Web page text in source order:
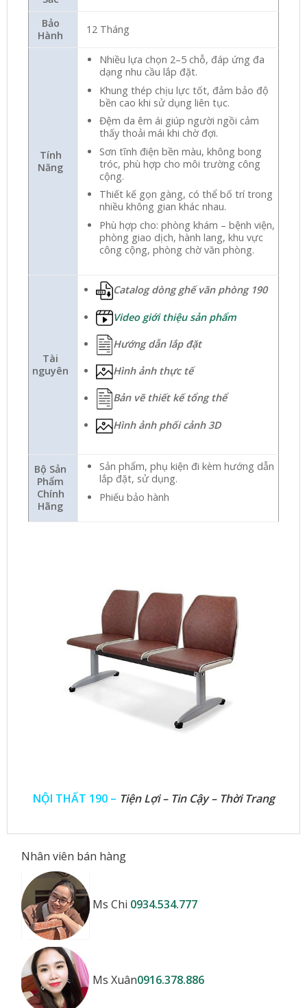
Bảo
Hành
12 Tháng
Tính
Năng
Nhiều lựa chọn 2–5 chỗ, đáp ứng đa
dạng nhu cầu lắp đặt.
Khung thép chịu lực tốt, đảm bảo độ
bền cao khi sử dụng liên tục.
Đệm da êm ái giúp người ngồi cảm
thấy thoải mái khi chờ đợi.
Sơn tĩnh điện bền màu, không bong
tróc, phù hợp cho môi trường công
cộng.
Thiết kế gọn gàng, có thể bố trí trong
nhiều không gian khác nhau.
Phù hợp cho: phòng khám – bệnh viện,
phòng giao dịch, hành lang, khu vực
công cộng, phòng chờ văn phòng.
Tài
nguyên
Catalog dòng ghế văn phòng 190
Video giới thiệu sản phẩm
Hướng dẫn lắp đặt
Hình ảnh thực tế
Bản vẽ thiết kế tổng thể
Hình ảnh phối cảnh 3D
Bộ Sản
Phẩm
Chính
Hãng
Sản phẩm, phụ kiện đi kèm hướng dẫn
lắp đặt, sử dụng.
Phiếu bảo hành
NỘI THẤT 190 – Tiện Lợi – Tin Cậy – Thời Trang
Nhân viên bán hàng
Ms Chi 0934.534.777
Ms Xuân0916.378.886